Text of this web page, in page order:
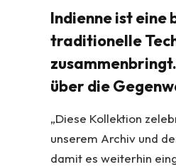
Indienne ist eine
traditionelle
über die
„Diese Kollektion
unserem Archiv und
damit es weiterhin